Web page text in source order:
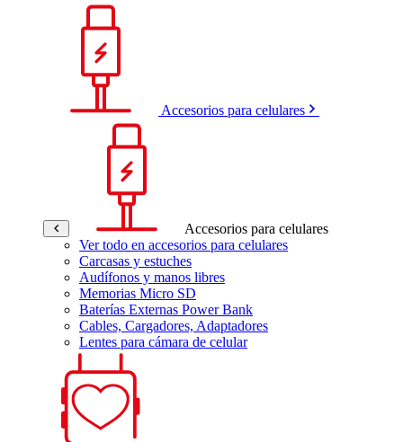
Accesorios para celulares
Accesorios para celulares
Ver todo en accesorios para celulares
Carcasas y estuches
Audífonos y manos libres
Memorias Micro SD
Baterías Externas Power Bank
Cables, Cargadores, Adaptadores
Lentes para cámara de celular